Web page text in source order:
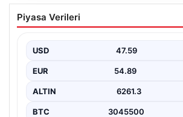
Galatasaray’da daha sezon
Singo’dan kötü haber!
Başlangıç: Singo’nun Durumu
“content”: “…
Piyasa Verileri
USD 47.59
EUR 54.89
ALTIN 6261.3
BTC 3045500